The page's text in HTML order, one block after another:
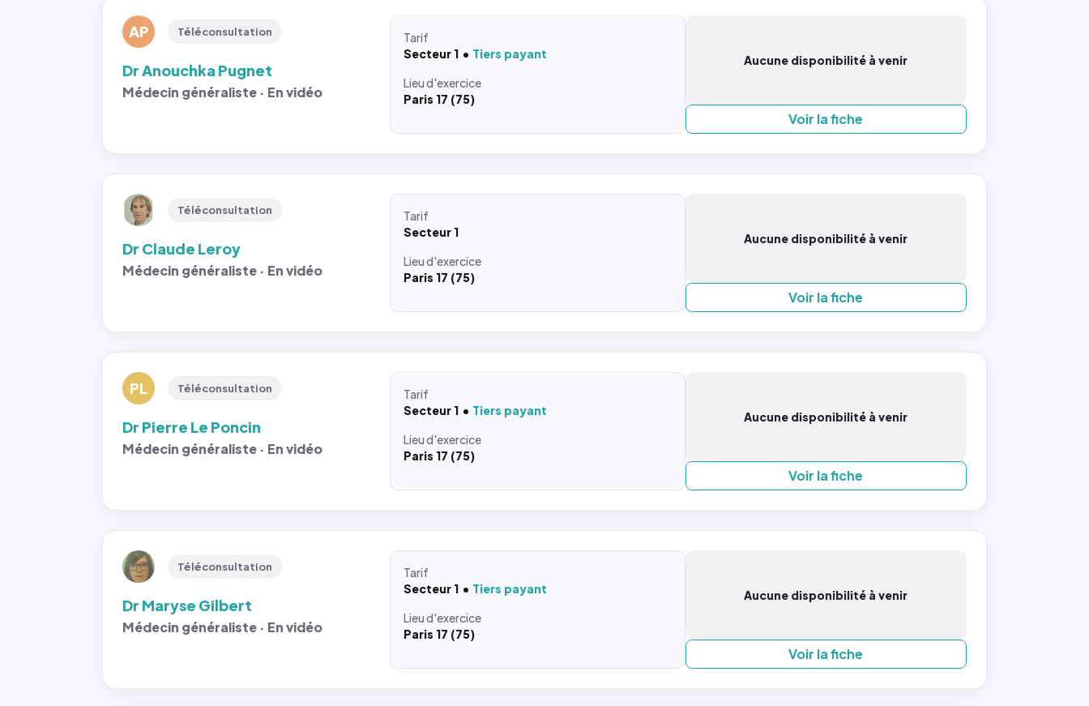
AP Téléconsultation
Dr Anouchka Pugnet
Médecin généraliste · En vidéo
Tarif
Secteur 1
Tiers payant
Lieud'exercice
Paris 17 (75)
Aucune disponibilité à venir
Voir la fiche
Téléconsultation
Dr Claude Leroy
Médecin généraliste · En vidéo
Tarif
Secteur 1
Lieud'exercice
Paris 17 (75)
Aucune disponibilité à venir
Voir la fiche
PL Téléconsultation
Dr Pierre Le Poncin
Médecin généraliste · En vidéo
Tarif
Secteur 1
Tiers payant
Lieud'exercice
Paris 17 (75)
Aucune disponibilité à venir
Voir la fiche
Téléconsultation
Dr Maryse Gilbert
Médecin généraliste · En vidéo
Tarif
Secteur 1
Tiers payant
Lieud'exercice
Paris 17 (75)
Aucune disponibilité à venir
Voir la fiche